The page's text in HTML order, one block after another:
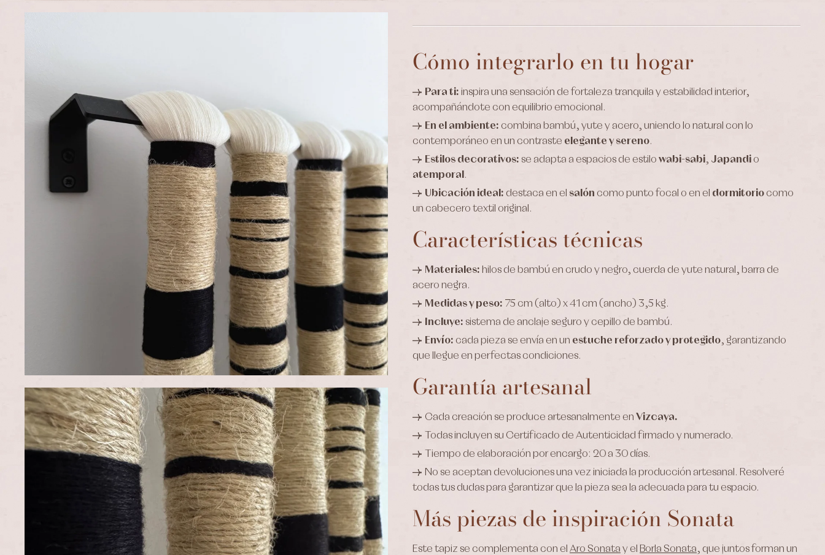
Cómo integrarlo en tu hogar
Para ti: inspira una sensación de fortaleza tranquila y estabilidad interior,
acompañándote con equilibrio emocional.
En el ambiente: combina bambú, yute y acero, uniendo lo natural con lo
contemporáneo en un contraste elegante y sereno.
Estilos decorativos: se adapta a espacios de estilo wabi-sabi, Japandio
atemporal .
Ubicación ideal: destaca en el salón como punto focal o en el dormitorio como
un cabecero textil original.
Características técnicas
Materiales: hilos de bambú en crudo y negro, cuerda de yute natural, barra de
acero negra.
Medidas y peso: 75 cm (alto) x 41 cm (ancho) 3,5 kg.
Incluye: sistema de anclaje seguro y cepillo de bambú.
Envío: cada pieza se envía en un estuche reforzado y protegido, garantizando
que llegue en perfectas condiciones.
Garantía artesanal
Cada creación se produce artesanalmente en Vizcaya.
Todas incluyen su Certificado de Autenticidad firmado y numerado.
Tiempo de elaboración por encargo: 20 a 30 días.
No se aceptan devoluciones una vez iniciada la producción artesanal. Resolveré
todas tus dudas para garantizar que la pieza sea la adecuada para tu espacio.
Más piezas de inspiración Sonata
Este tapiz se complementa con el Aro Sonata y el Borla Sonata, que juntos forman un